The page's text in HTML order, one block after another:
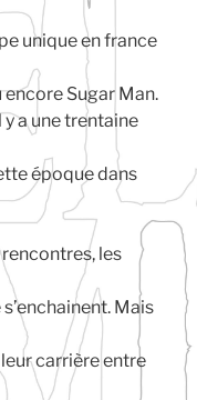
unique en france
encore Sugar Man.
a une trentaine
époque dans
les
Mais
carrière entre